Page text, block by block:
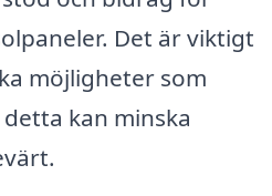
Det är viktigt
möjligheter som
kan minska